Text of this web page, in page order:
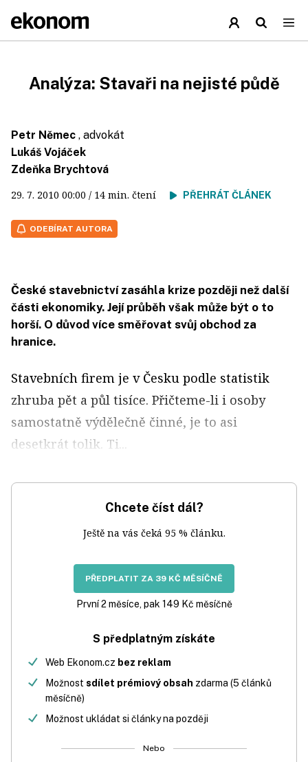
Analýza: Stavaři na nejisté půdě
Petr Němec , advokát
Lukáš Vojáček
Zdeňka Brychtová
29. 7. 2010 00:00 / 14 min. čtení PŘEHRÁT ČLÁNEK
ODEBÍRAT AUTORA
České stavebnictví zasáhla krize později než další
části ekonomiky. Její průběh však může být o to
horší. O důvod více směřovat svůj obchod za
hranice.
Stavebních firem je v Česku podle statistik
zhruba pět a půl tisíce. Přičteme-li i osoby
samostatně výdělečně činné, je to asi
desetkrát tolik. Ti...
Chcete číst dál?
Ještě na vás čeká 95 % článku.
PŘEDPLATIT ZA 39 KČ MĚSÍČNĚ
První 2 měsíce, pak 149 Kč měsíčně
S předplatným získáte
Web Ekonom.cz bez reklam
Možnost sdílet prémiový obsah zdarma (5 článků
měsíčně)
Možnost ukládat si články na později
Nebo